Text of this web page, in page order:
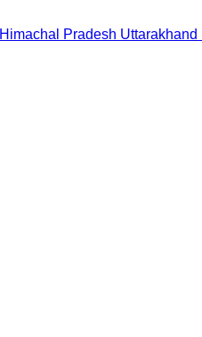
Himachal Pradesh Uttarakhand